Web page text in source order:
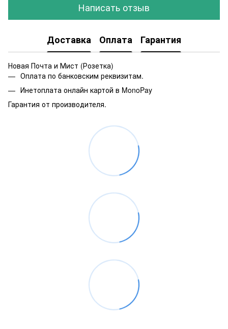
Написать отзыв
Доставка Оплата Гарантия
Новая Почта и Мист (Розетка)
Оплата по банковским реквизитам.
Инетоплата онлайн картой в MonoPay
Гарантия от производителя.